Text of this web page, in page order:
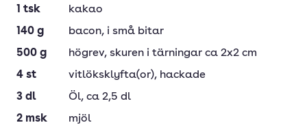
1 tsk
kakao
140 g bacon, i små bitar
500 g högrev, skuren i tärningar ca 2x2 cm
4 st vitlöksklyfta(or), hackade
3 dl Öl, ca 2,5 dl
2 msk
mjöl